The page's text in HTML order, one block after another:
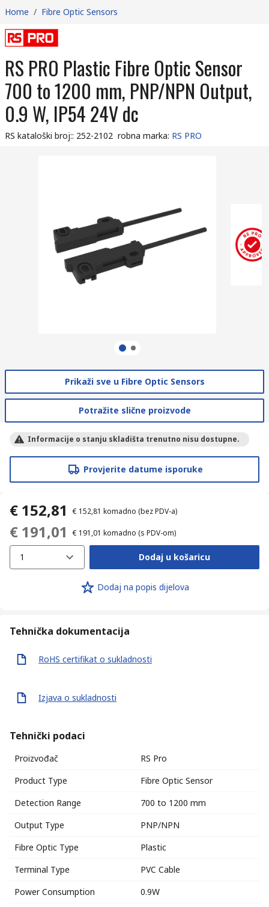
Home / Fibre Optic Sensors
RS PRO Plastic Fibre Optic Sensor
700 to 1200 mm, PNP/NPN Output,
0.9 W, IP54 24V dc
RS kataloški broj:: 252-2102 robna marka: RS PRO
Prikaži sve u Fibre Optic Sensors
Potražite slične proizvode
Informacije o stanju skladišta trenutno nisu dostupne.
Provjerite datume isporuke
€ 152,81 € 152,81 komadno (bez PDV-a)
€ 191,01 € 191,01 komadno (s PDV-om)
1 Dodaj u košaricu
Dodaj na popis dijelova
Tehnička dokumentacija
RoHS certifikat o sukladnosti
Izjava o sukladnosti
Tehnički podaci
Proizvođač
RS Pro
Product Type
Fibre Optic Sensor
Detection Range
700 to 1200 mm
Output Type
PNP/NPN
Fibre Optic Type
Plastic
Terminal Type
PVC Cable
Power Consumption
0.9W